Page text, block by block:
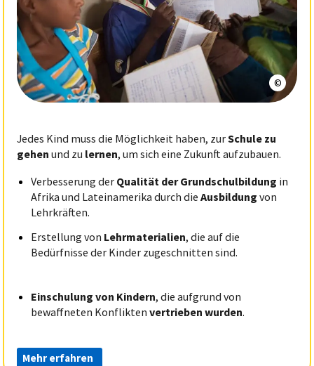
©
Jedes Kind muss die Möglichkeit haben, zurSchule zu
gehen und zu lernen, um sich eine Zukunft aufzubauen.
Verbesserung der Qualität der Grundschulbildung in
Afrika und Lateinamerika durch die Ausbildung von
Lehrkräften.
Erstellung von Lehrmaterialien, die auf die
Bedürfnisse der Kinder zugeschnitten sind.
Einschulung von Kindern, die aufgrund von
bewaffneten Konflikten vertrieben wurden.
Mehr erfahren